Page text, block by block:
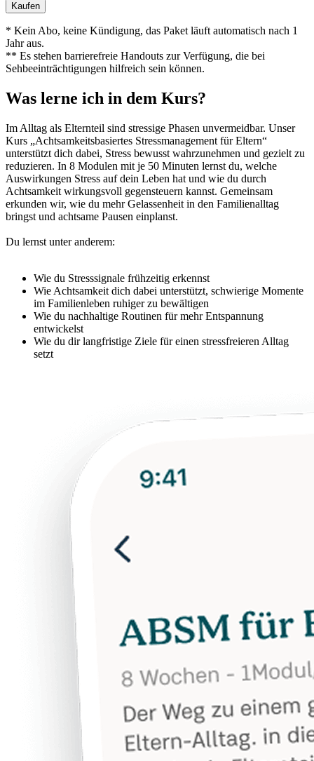
Kaufen
* Kein Abo, keine Kündigung, das Paket läuft automatisch nach 1
Jahr aus.
** Es stehen barrierefreie Handouts zur Verfügung, die bei
Sehbeeinträchtigungen hilfreich sein können.
Was lerne ich in dem Kurs?
Im Alltag als Elternteil sind stressige Phasen unvermeidbar. Unser
Kurs „Achtsamkeitsbasiertes Stressmanagement für Eltern“
unterstützt dich dabei, Stress bewusst wahrzunehmen und gezielt zu
reduzieren. In 8 Modulen mit je 50 Minuten lernst du, welche
Auswirkungen Stress auf dein Leben hat und wie du durch
Achtsamkeit wirkungsvoll gegensteuern kannst. Gemeinsam
erkunden wir, wie du mehr Gelassenheit in den Familienalltag
bringst und achtsame Pausen einplanst.
Du lernst unter anderem:
Wie du Stresssignale frühzeitig erkennst
Wie Achtsamkeit dich dabei unterstützt, schwierige Momente
im Familienleben ruhiger zu bewältigen
Wie du nachhaltige Routinen für mehr Entspannung
entwickelst
Wie du dir langfristige Ziele für einen stressfreieren Alltag
setzt